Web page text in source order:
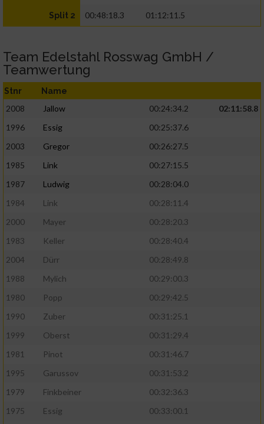
Split 2 00:48:18.3 01:12:11.5
Team Edelstahl Rosswag GmbH /
Teamwertung
Stnr Name
2008 Jallow 00:24:34.2
02:11:58.8
1996
Essig
00:25:37.6
2003
Gregor
00:26:27.5
1985
Link
00:27:15.5
1987
Ludwig
00:28:04.0
1984
Link
00:28:11.4
2000
Mayer
00:28:20.3
1983
Keller
00:28:40.4
2004
Dürr
00:28:49.8
1988
Mylich
00:29:00.3
1980
Popp
00:29:42.5
1990
Zuber
00:31:25.1
1999
Oberst
00:31:29.4
1981
Pinot
00:31:46.7
1995
Garussov
00:31:53.2
1979
Finkbeiner
00:32:36.3
1975
Essig
00:33:00.1